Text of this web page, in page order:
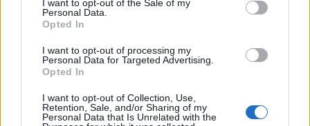
I want to opt-out of the Sale of my
Personal Data.
Opted In
I want to opt-out of processing my
Personal Data for Targeted Advertising.
Opted In
I want to opt-out of Collection, Use,
Retention, Sale, and/or Sharing of my
Personal Data that Is Unrelated with the
per la prima volta itinerari durante una notte al
portico di San Luca: da allora coordina
promuove reportage su mobilità sostenibile e
porta con sé una mappa tascabile dei vicoli